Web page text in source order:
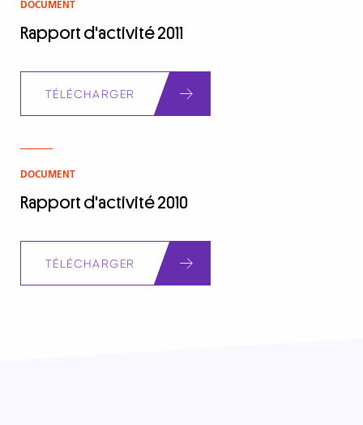
DOCUMENT
Rapport d'activité 2011
TÉLÉCHARGER
DOCUMENT
Rapport d'activité 2010
TÉLÉCHARGER